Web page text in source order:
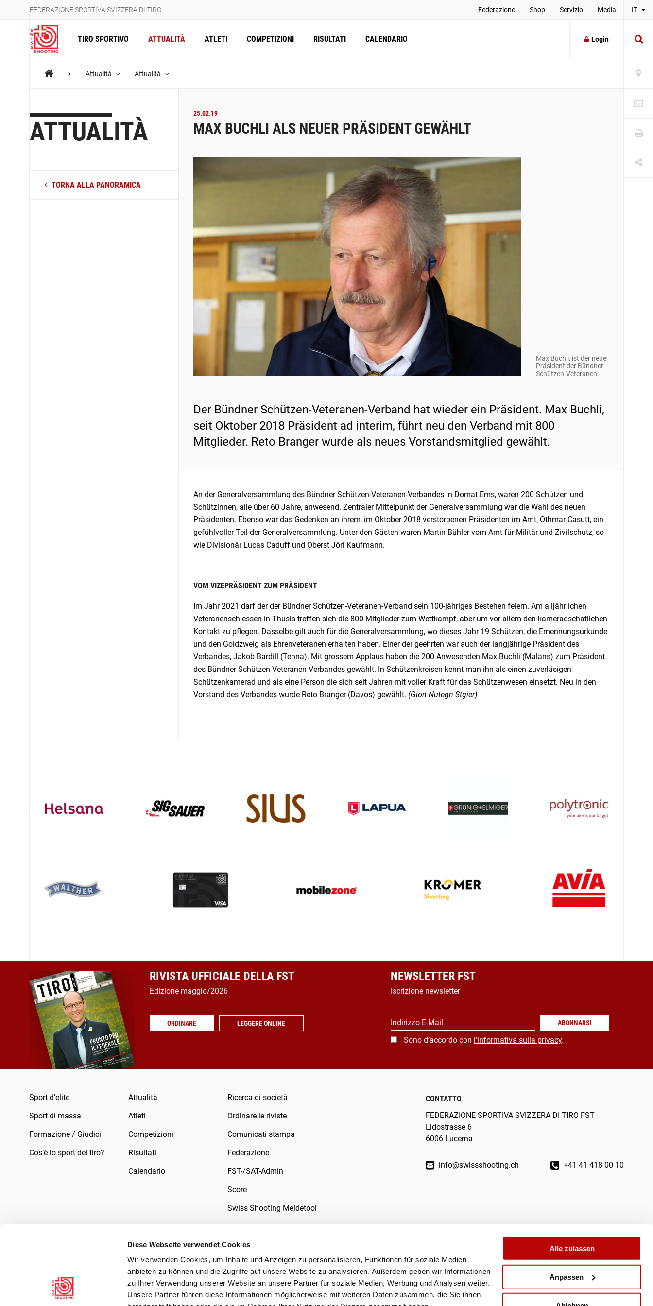
Diese Webseite verwendet Cookies
Wir verwenden Cookies, um Inhalte und Anzeigen zu personalisieren, Funktionen für soziale Medien
anbieten zu können und die Zugriffe auf unsere Website zu analysieren. Außerdem geben wir Informationen
zu Ihrer Verwendung unserer Website an unsere Partner für soziale Medien, Werbung und Analysen weiter.
Unsere Partner führen diese Informationen möglicherweise mit weiteren Daten zusammen, die Sie ihnen
Alle zulassen
Anpassen
FEDERAZIONE SPORTIVA SVIZZERA DI TIRO Federazione Shop Servizio Media IT
TIRO SPORTIVO ATTUALITÀ ATLETI COMPETIZIONI RISULTATI CALENDARIO Login
Attualità Attualità
ATTUALITÀ
TORNA ALLA PANORAMICA
25.02.19
MAX BUCHLI ALS NEUER PRÄSIDENT GEWÄHLT
Max Buchli, ist der neue
Präsident der Bündner
Schützen-Veteranen.
Der Bündner Schützen-Veteranen-Verband hat wieder ein Präsident. Max Buchli,
seit Oktober 2018 Präsident ad interim, führt neu den Verband mit 800
Mitglieder. Reto Branger wurde als neues Vorstandsmitglied gewählt.
An der Generalversammlung des Bündner Schützen-Veteranen-Verbandes in Domat Ems, waren 200 Schützen und
Schützinnen, alle über 60 Jahre, anwesend. Zentraler Mittelpunkt der Generalversammlung war die Wahl des neuen
Präsidenten. Ebenso war das Gedenken an ihrem, im Oktober 2018 verstorbenen Präsidenten im Amt, Othmar Casutt, ein
gefühlvoller Teil der Generalversammlung. Unter den Gästen waren Martin Bühler vom Amt für Militär und Zivilschutz, so
wie Divisionär Lucas Caduff und Oberst Jöri Kaufmann.
VOM VIZEPRÄSIDENT ZUM PRÄSIDENT
Im Jahr 2021 darf der der Bündner Schützen-Veteranen-Verband sein 100-jähriges Bestehen feiern. Am alljährlichen
Veteranenschiessen in Thusis treffen sich die 800 Mitglieder zum Wettkampf, aber um vor allem den kameradschatlichen
Kontakt zu pflegen. Dasselbe gilt auch für die Generalversammlung, wo dieses Jahr 19 Schützen, die Ernennungsurkunde
und den Goldzweig als Ehrenveteranen erhalten haben. Einer der geehrten war auch der langjährige Präsident des
Verbandes, Jakob Bardill (Tenna). Mit grossem Applaus haben die 200 Anwesenden Max Buchli (Malans) zum Präsident
des Bündner Schützen-Veteranen-Verbandes gewählt. In Schützenkreisen kennt man ihn als einen zuverläsigen
Schützenkamerad und als eine Person die sich seit Jahren mit voller Kraft für das Schützenwesen einsetzt. Neu in den
Vorstand des Verbandes wurde Reto Branger (Davos) gewählt. (Gion Nutegn Stgier)
RIVISTA UFFICIALE DELLA FST
Edizione maggio/2026
ORDINARE LEGGERE ONLINE
NEWSLETTER FST
Iscrizione newsletter
Indirizzo E-Mail ABONNARSI
Sono d’accordo con l’informativa sulla privacy.
Sport d’elite
Sport di massa
Formazione / Giudici
Cos’è lo sport del tiro?
Attualità
Atleti
Competizioni
Risultati
Calendario
Ricerca di società
Ordinare le riviste
Comunicati stampa
Federazione
FST-/SAT-Admin
Score
Swiss Shooting Meldetool
CONTATTO
FEDERAZIONE SPORTIVA SVIZZERA DI TIRO FST
Lidostrasse 6
6006 Lucerna
info@swissshooting.ch +41 41 418 00 10
Informativa sulla privacy